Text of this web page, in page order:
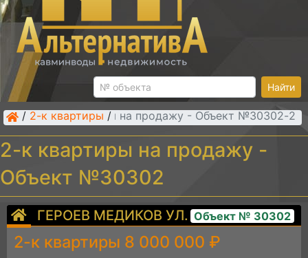
Найти
/ 2-к квартиры / 2-к квартиры на продажу - Объект №30302
2-к квартиры на продажу -
Объект №30302
ГЕРОЕВ МЕДИКОВ УЛ. Объект № 30302
2-к квартиры 8 000 000 ₽